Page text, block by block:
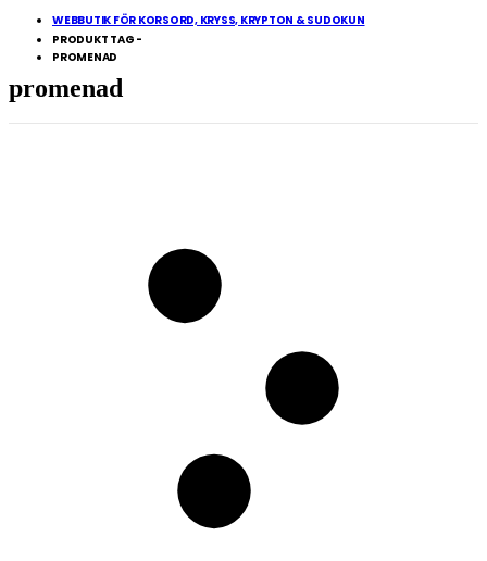
WEBBUTIK FÖR KORSORD, KRYSS, KRYPTON & SUDOKUN
PRODUKT TAG -
PROMENAD
promenad